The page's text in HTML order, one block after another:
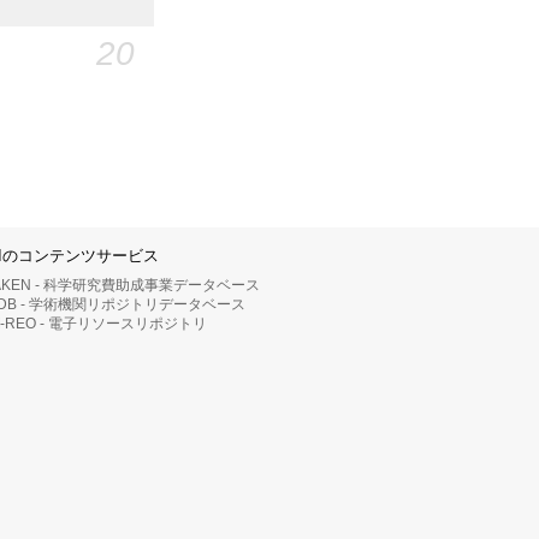
20
のコンテンツサービス
- 科学研究費助成事業データベース
- 学術機関リポジトリデータベース
REO - 電子リソースリポジトリ